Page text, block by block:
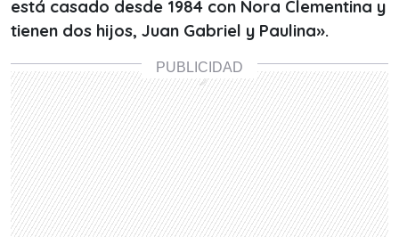
está casado desde 1984 con Nora Clementina y
tienen dos hijos, Juan Gabriel y Paulina».